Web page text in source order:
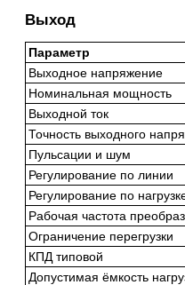
Выход
Параметр
Выходное напряжение
Номинальная мощность
Выходной ток
Точность выходного
Пульсации и шум
Регулирование по линии
Регулирование по
Рабочая частота
Ограничение перегрузки
КПД типовой
Допустимая ёмкость